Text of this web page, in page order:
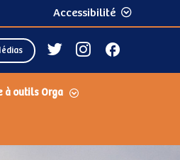
Accessibilité
à outils Orga